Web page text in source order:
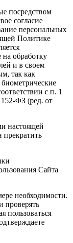
посредством
согласие
персональных
Политике
на обработку
и в своем
так как
с п. 1
152-ФЗ (ред. от
настоящей
Сайта
необходимости.
проверять
пользоваться